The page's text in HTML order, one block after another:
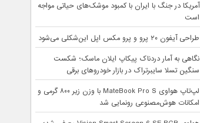
آمریکا در جنگ با ایران با کمبود موشک‌های حیاتی مواجه
است
طراحی آیفون ۲۰ پرو و پرو مکس اپل این‌شکلی می‌شود
نگاهی به آمار دردناک پیکاپ ایلان ماسک؛ شکست
سنگین تسلا سایبرتراک در بازار خودروهای برقی
لپ‌تاپ هواوی MateBook Pro S با وزن زیر ۸۰۰ گرمی و
امکانات هوش‌مصنوعی رونمایی شد